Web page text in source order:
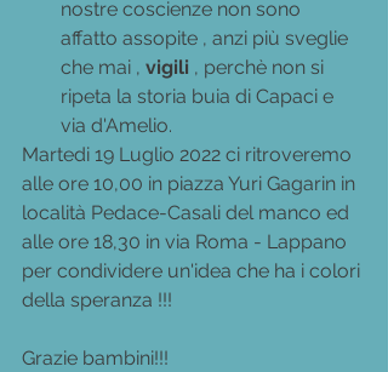
nostre coscienze non sono
affatto assopite , anzi più sveglie
che mai , vigili , perchè non si
ripeta la storia buia di Capaci e
via d'Amelio.
Martedi 19 Luglio 2022 ci ritroveremo
alle ore 10,00 in piazza Yuri Gagarin in
località Pedace-Casali del manco ed
alle ore 18,30 in via Roma - Lappano
per condividere un'idea che ha i colori
della speranza !!!
Grazie bambini!!!